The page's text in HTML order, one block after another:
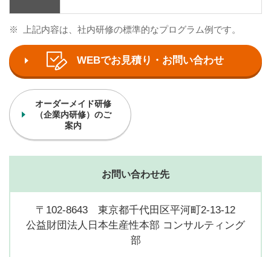
※ 上記内容は、社内研修の標準的なプログラム例です。
WEBでお見積り・お問い合わせ
オーダーメイド研修
（企業内研修）のご
案内
お問い合わせ先
〒102-8643 東京都千代田区平河町2-13-12
公益財団法人日本生産性本部 コンサルティング
部